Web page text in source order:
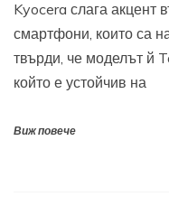
Kyocera слага акцент
смартфони, които са
твърди, че моделът й
който е устойчив на
Виж повече